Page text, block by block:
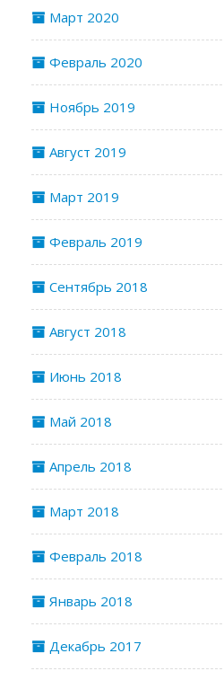
Март 2020
Февраль 2020
Ноябрь 2019
Август 2019
Март 2019
Февраль 2019
Сентябрь 2018
Август 2018
Июнь 2018
Май 2018
Апрель 2018
Март 2018
Февраль 2018
Январь 2018
Декабрь 2017